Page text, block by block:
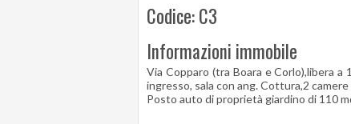
Codice: C3
Informazioni immobile
Via Copparo (tra Boara e Corlo),libera
ingresso, sala con ang. Cottura,2
Posto auto di proprietà giardino di 110